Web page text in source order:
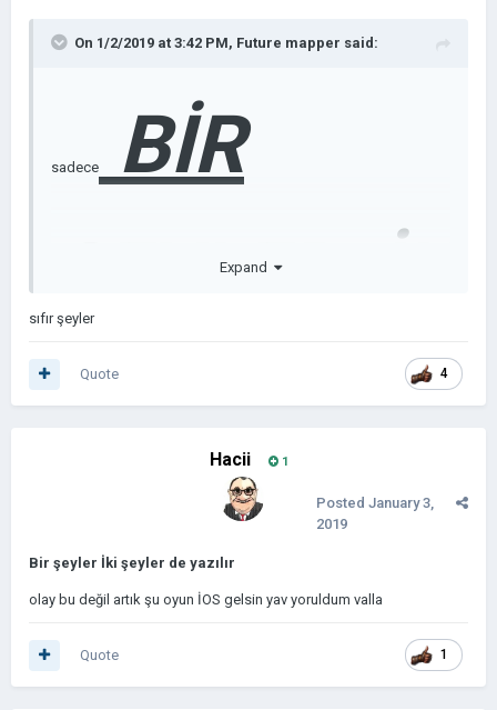
On 1/2/2019 at 3:42 PM, Future mapper said:
sadece
BİR
ŞEYLER
İ
ŞEYLERD
EĞİL SENİ
Expand
sıfır şeyler
4
Quote
Hacii 1
Posted January 3,
2019
Bir şeyler İki şeyler de yazılır
olay bu değil artık şu oyun İOS gelsin yav yoruldum valla
1
Quote